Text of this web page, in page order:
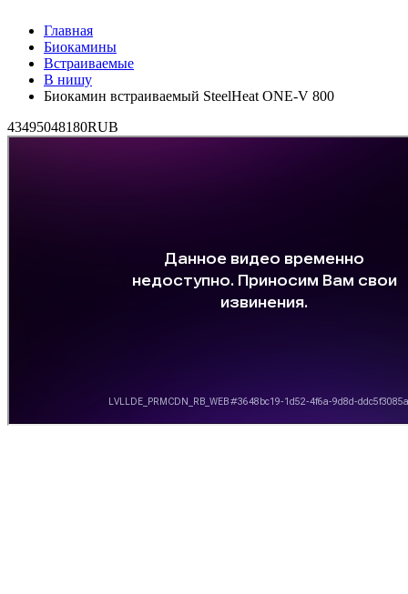
Главная
Биокамины
Встраиваемые
В нишу
Биокамин встраиваемый SteelHeat ONE-V 800
43495048180RUB